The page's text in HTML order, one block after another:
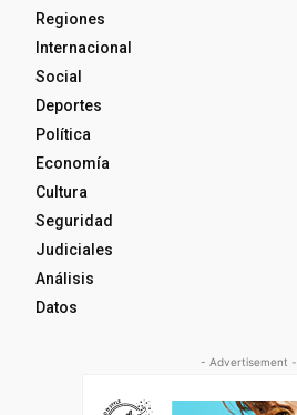
Regiones
Internacional
Social
Deportes
Política
Economía
Cultura
Seguridad
Judiciales
Análisis
Datos
- Advertisement -